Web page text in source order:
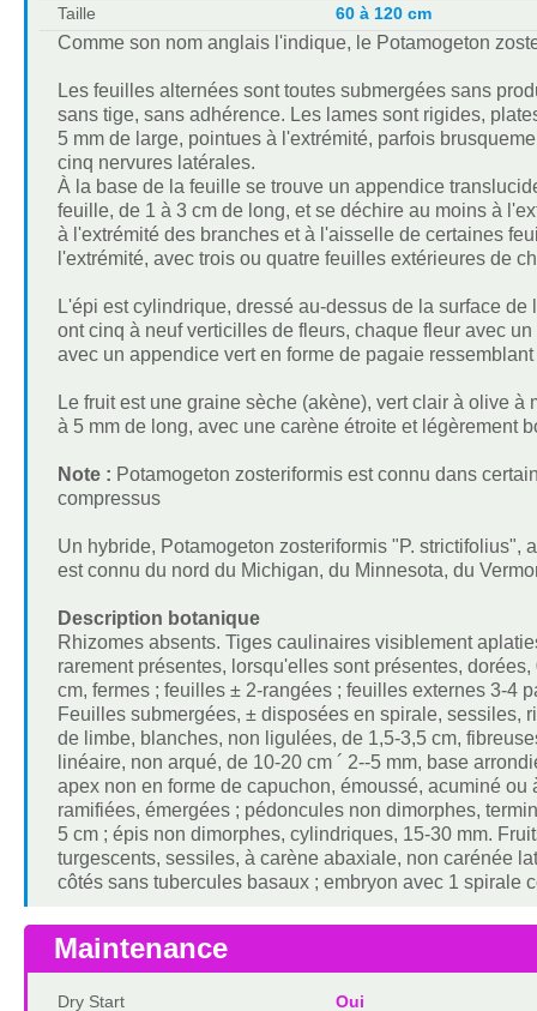
Taille
60 à 120 cm
Comme son nom anglais l'indique, le Potamogeton
Les feuilles alternées sont toutes submergées sans
sans tige, sans adhérence. Les lames sont rigides,
5 mm de large, pointues à l'extrémité, parfois
cinq nervures latérales.
À la base de la feuille se trouve un appendice
feuille, de 1 à 3 cm de long, et se déchire au moins à
à l'extrémité des branches et à l'aisselle de certaines
l'extrémité, avec trois ou quatre feuilles extérieures de
L'épi est cylindrique, dressé au-dessus de la surface
ont cinq à neuf verticilles de fleurs, chaque fleur avec
avec un appendice vert en forme de pagaie
Le fruit est une graine sèche (akène), vert clair à olive
à 5 mm de long, avec une carène étroite et légèrement
Note : Potamogeton zosteriformis est connu dans
compressus
Un hybride, Potamogeton zosteriformis "P. strictifolius",
est connu du nord du Michigan, du Minnesota, du
Description botanique
Rhizomes absents. Tiges caulinaires visiblement
rarement présentes, lorsqu'elles sont présentes,
cm, fermes ; feuilles ± 2-rangées ; feuilles externes 3-4
Feuilles submergées, ± disposées en spirale, sessiles,
de limbe, blanches, non ligulées, de 1,5-3,5 cm,
linéaire, non arqué, de 10-20 cm ´ 2--5 mm, base
apex non en forme de capuchon, émoussé, acuminé
ramifiées, émergées ; pédoncules non dimorphes,
5 cm ; épis non dimorphes, cylindriques, 15-30 mm.
turgescents, sessiles, à carène abaxiale, non carénée
côtés sans tubercules basaux ; embryon avec 1 spirale
Maintenance
Dry Start Oui